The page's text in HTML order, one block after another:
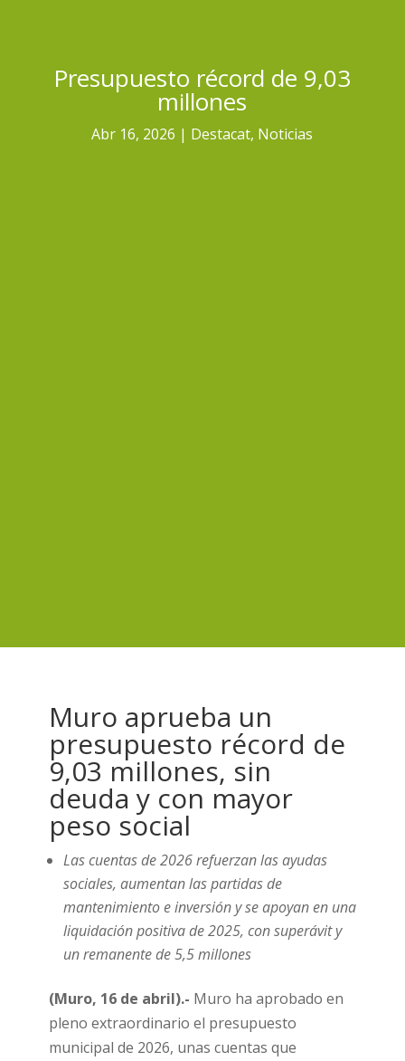
Presupuesto récord de 9,03
millones
Abr 16, 2026 Destacat, Noticias
Muro aprueba un
presupuesto récord de
9,03 millones, sin
deuda y con mayor
peso social
Las cuentas de 2026 refuerzan las ayudas
sociales, aumentan las partidas de
mantenimiento e inversión y se apoyan en una
liquidación positiva de 2025, con superávit y
un remanente de 5,5 millones
(Muro, 16 de abril).- Muro ha aprobado en
pleno extraordinario el presupuesto
municipal de 2026, unas cuentas que